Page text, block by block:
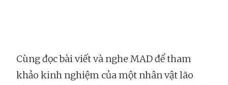
Cùng đọc bài viết và nghe MAD để tham
khảo kinh nghiệm của một nhân vật lão